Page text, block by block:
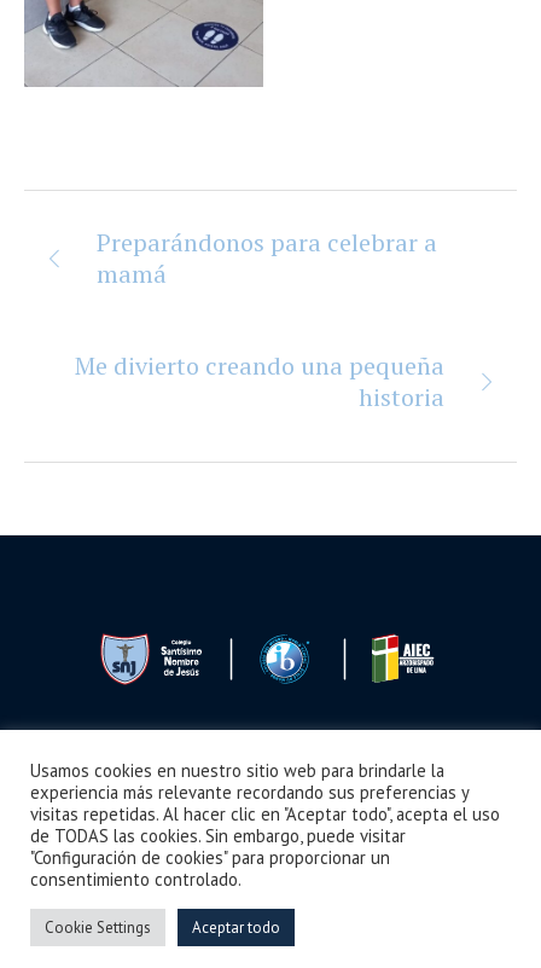
Preparándonos para celebrar a
mamá
Me divierto creando una pequeña
historia
Seguimos Aprendiendo Boletín Noticias Videos ¿Cómo llegar?
Derechos Reservados
Usamos cookies en nuestro sitio web para brindarle la
experiencia más relevante recordando sus preferencias y
visitas repetidas. Al hacer clic en "Aceptar todo", acepta el uso
de TODAS las cookies. Sin embargo, puede visitar
"Configuración de cookies" para proporcionar un
consentimiento controlado.
Cookie Settings Aceptar todo